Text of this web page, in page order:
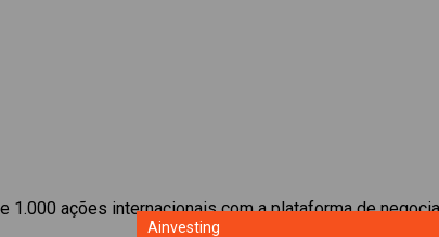
1.000 ações internacionais com a plataforma de
Ainvesting